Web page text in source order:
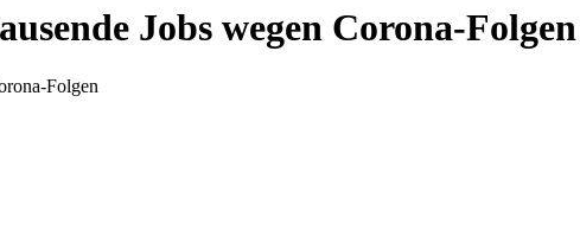
Jobs wegen Corona-Folgen
Folgen